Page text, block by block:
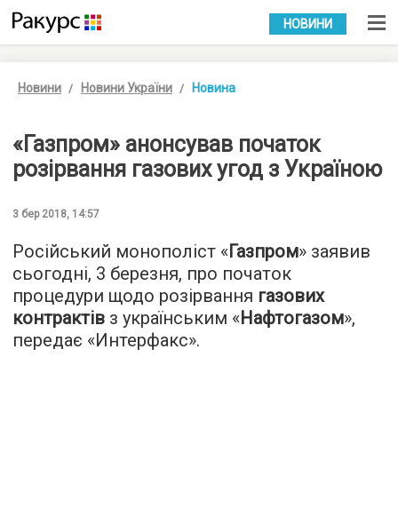
УКР РУС
НОВИНИ
Новини Новини України Новина
«Газпром» анонсував початок
розірвання газових угод з Україною
3 бер 2018, 14:57
Російський монополіст «Газпром» заявив
сьогодні, 3 березня, про початок
процедури щодо розірвання газових
контрактів з українським «Нафтогазом»,
передає «Интерфакс».